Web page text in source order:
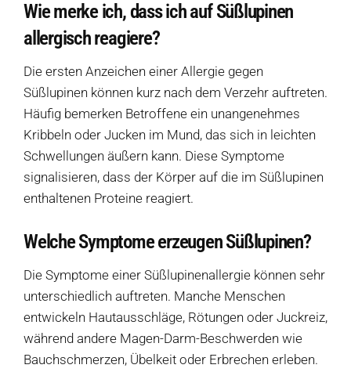
Wie merke ich, dass ich auf Süßlupinen
allergisch reagiere?
Die ersten Anzeichen einer Allergie gegen
Süßlupinen können kurz nach dem Verzehr auftreten.
Häufig bemerken Betroffene ein unangenehmes
Kribbeln oder Jucken im Mund, das sich in leichten
Schwellungen äußern kann. Diese Symptome
signalisieren, dass der Körper auf die im Süßlupinen
enthaltenen Proteine ​​reagiert.
Welche Symptome erzeugen Süßlupinen?
Die Symptome einer Süßlupinenallergie können sehr
unterschiedlich auftreten. Manche Menschen
entwickeln Hautausschläge, Rötungen oder Juckreiz,
während andere Magen-Darm-Beschwerden wie
Bauchschmerzen, Übelkeit oder Erbrechen erleben.
Verkaufswagen-Tour
Weitere Verkaufsstellen
Über uns